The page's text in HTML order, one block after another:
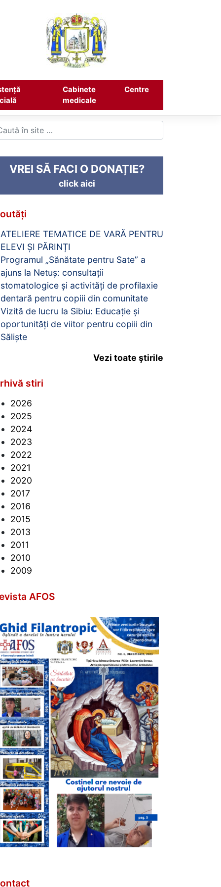
Cabinete
medicale
Centre
VREI SĂ FACI O DONAȚIE?
click aici
ATELIERE TEMATICE DE VARĂ PENTRU
ELEVI ȘI PĂRINȚI
Programul „Sănătate pentru Sate” a
ajuns la Netuș: consultații
stomatologice și activități de profilaxie
dentară pentru copiii din comunitate
Vizită de lucru la Sibiu: Educație și
oportunități de viitor pentru copiii din
Săliște
Vezi toate ştirile
stiri
2026
2025
2024
2023
2022
2021
2020
2017
2016
2015
2013
2011
2010
2009
AFOS